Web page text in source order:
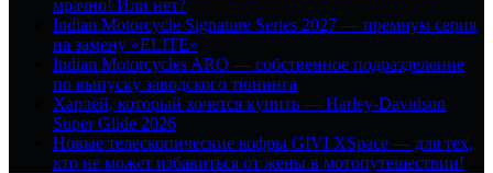
мрачно! Или нет?
Indian Motorcycle Signature Series 2027 — премиум серия
на замену «ELITE»
Indian Motorcycles ARO — собственное подразделение
по выпуску заводского тюнинга
Харлей, который хочется купить — Harley-Davidson
Super Glide 2026
Новые телескопические кофры GIVI XSpace — для тех,
кто не может избавиться от жены в мотопутешествии!